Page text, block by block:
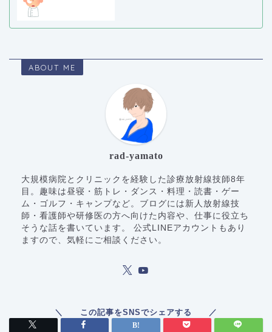
ABOUT ME
rad-yamato
大規模病院とクリニックを経験した診療放射線技師8年
目。趣味は昼寝・筋トレ・ダンス・料理・読書・ゲー
ム・ゴルフ・キャンプなど。ブログには新人放射線技
師・看護師や研修医の方へ向けた内容や、仕事に役立ち
そうな話を書いています。 公式LINEアカウントもあり
ますので、気軽にご相談ください。